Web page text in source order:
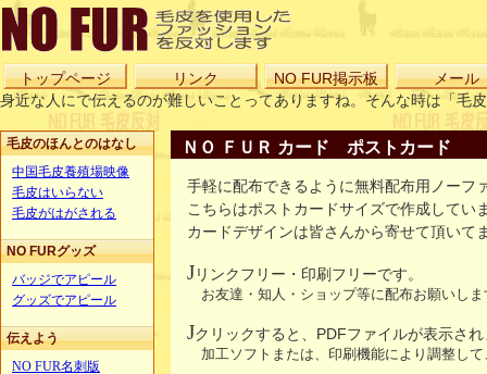
トップページ リンク NO FUR掲示板 メール
身近な人にで伝えるのが難しいことってありますね。そんな時は「毛
毛皮のほんとのはなし
中国毛皮養殖場映像
毛皮はいらない
毛皮がはがされる
NO FURグッズ
バッジでアピール
グッズでアピール
伝えよう
NO FUR名刺版
ＮＯ ＦＵＲ カード ポストカード
手軽に配布できるように無料配布用ノーフ
こちらはポストカードサイズで作成してい
カードデザインは皆さんから寄せて頂いて
Jリンクフリー・印刷フリーです。
お友達・知人・ショップ等に配布お願いしま
Jクリックすると、PDFファイルが表示さ
加工ソフトまたは、印刷機能により調整し